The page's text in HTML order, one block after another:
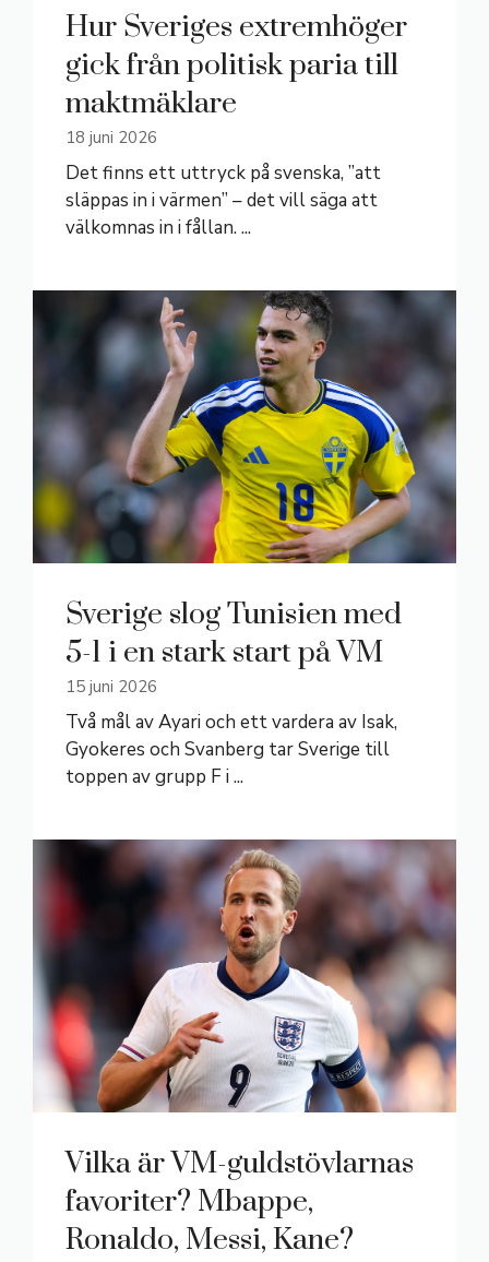
Hur Sveriges extremhöger
gick från politisk paria till
maktmäklare
18 juni 2026
Det finns ett uttryck på svenska, ”att
släppas in i värmen” – det vill säga att
välkomnas in i fållan. ...
Sverige slog Tunisien med
5-1 i en stark start på VM
15 juni 2026
Två mål av Ayari och ett vardera av Isak,
Gyokeres och Svanberg tar Sverige till
toppen av grupp F i ...
Vilka är VM-guldstövlarnas
favoriter? Mbappe,
Ronaldo, Messi, Kane?